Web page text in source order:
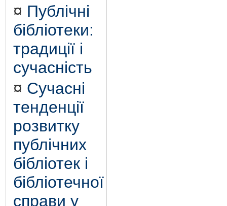
¤ Публічні
бібліотеки:
традиції і
сучасність
¤ Сучасні
тенденції
розвитку
публічних
бібліотек і
бібліотечної
справи у